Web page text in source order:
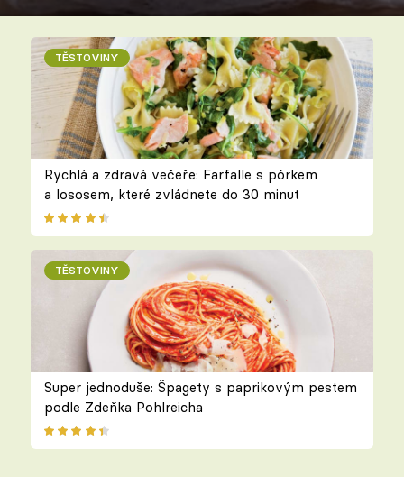
TĚSTOVINY
Rychlá a zdravá večeře: Farfalle s pórkem
a lososem, které zvládnete do 30 minut
TĚSTOVINY
Super jednoduše: Špagety s paprikovým pestem
podle Zdeňka Pohlreicha